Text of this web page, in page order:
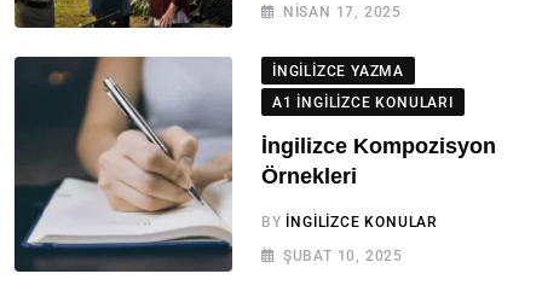
NISAN 17, 2025
İNGILIZCE YAZMA
A1 İNGILIZCE KONULARI
İngilizce Kompozisyon
Örnekleri
BY
İNGILIZCE KONULAR
ŞUBAT 10, 2025